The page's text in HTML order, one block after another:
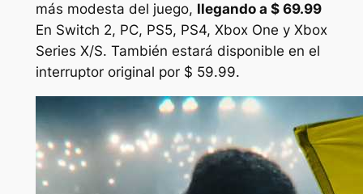
más modesta del juego, llegando a $ 69.99
En Switch 2, PC, PS5, PS4, Xbox One y Xbox
Series X/S. También estará disponible en el
interruptor original por $ 59.99.